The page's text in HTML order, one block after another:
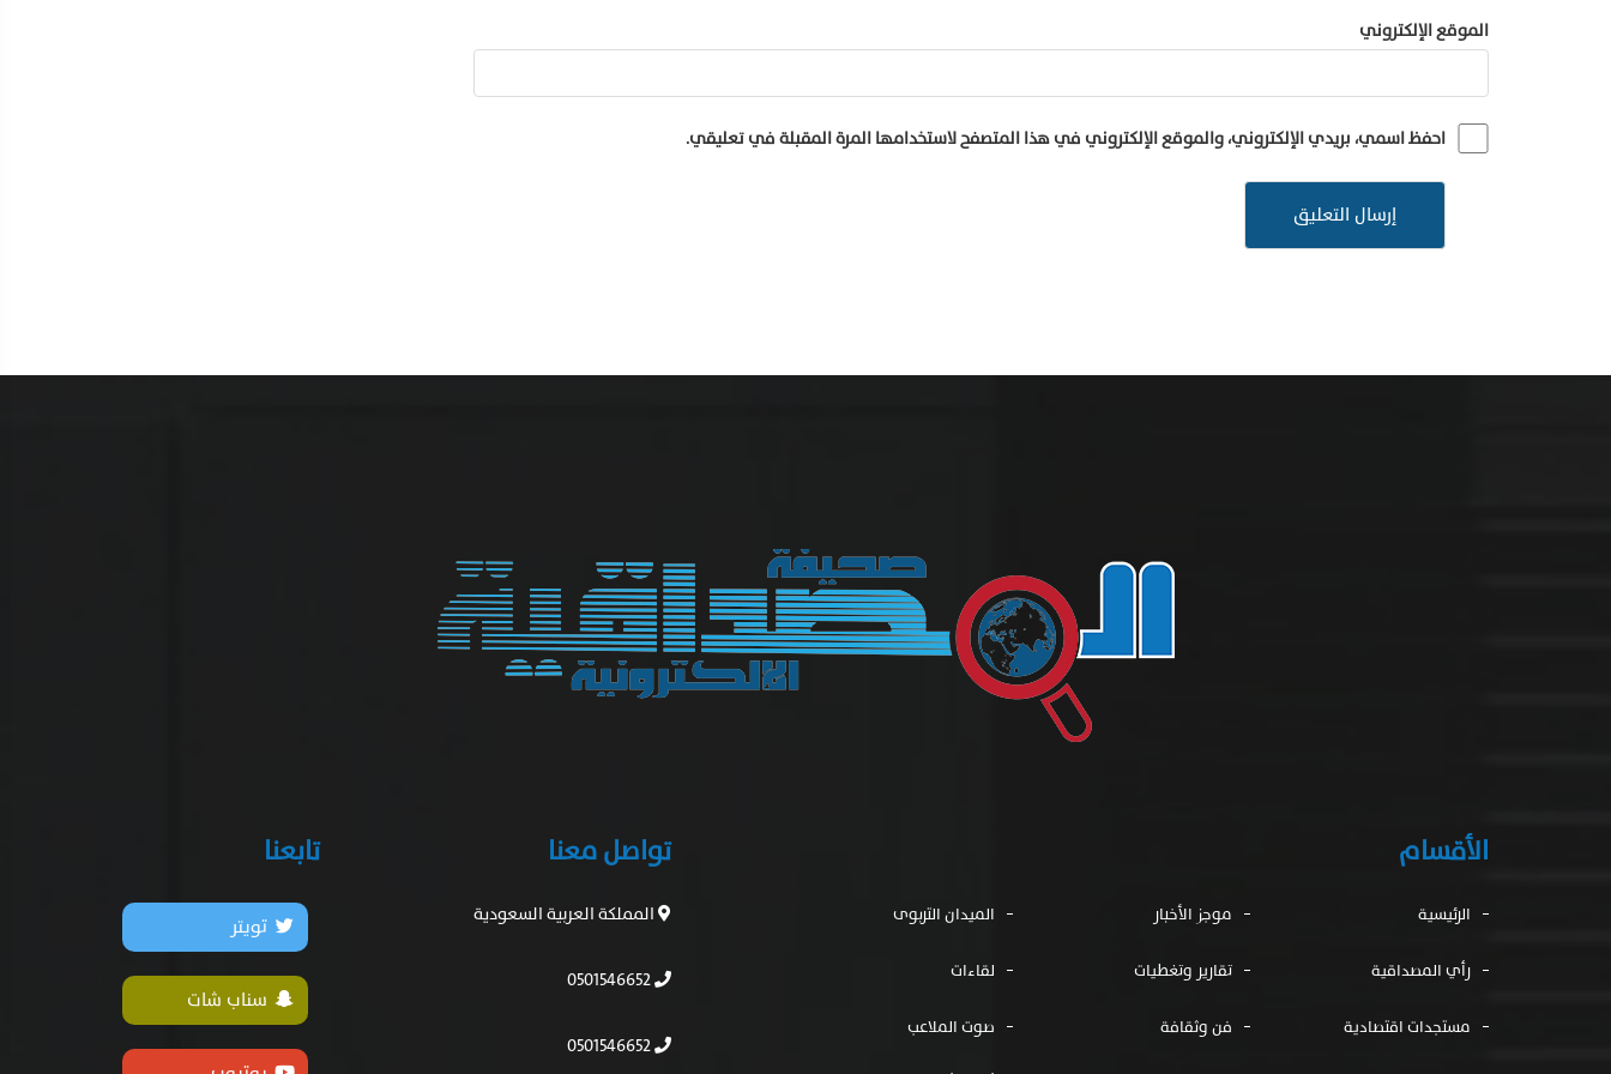
الموقع الإلكتروني
احفظ اسمي، بريدي الإلكتروني، والموقع الإلكتروني في هذا المتصفح لاستخدامها المرة المقبلة في تعليقي.
الأقسام
الرئيسية موجز الأخبار الميدان التربوى
رأي المصداقية تقارير وتغطيات لقاءات
مستجدات اقتصادية فن وثقافة صوت الملاعب
تواصل معنا
المملكة العربية السعودية
0501546652
0501546652
تابعنا
تويتر
سناب شات